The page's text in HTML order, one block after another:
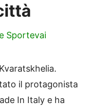
Sportevai
il protagonista
In Italy e ha